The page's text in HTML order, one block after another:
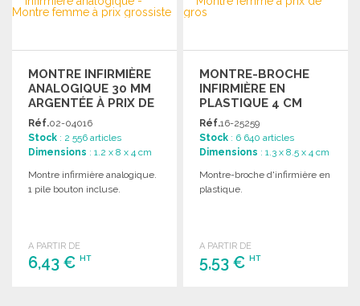
MONTRE INFIRMIÈRE
ANALOGIQUE 30 MM
ARGENTÉE À PRIX DE
GROS
Réf.02-04016
Stock : 2 556 articles
Dimensions : 1.2 x 8 x 4 cm
Montre infirmière analogique.
1 pile bouton incluse.
A PARTIR DE
6,43 € HT
MONTRE-BROCHE
INFIRMIÈRE EN
PLASTIQUE 4 CM
Réf.16-25259
Stock : 6 640 articles
Dimensions : 1.3 x 8.5 x 4 cm
Montre-broche d'infirmière en
plastique.
A PARTIR DE
5,53 €HT